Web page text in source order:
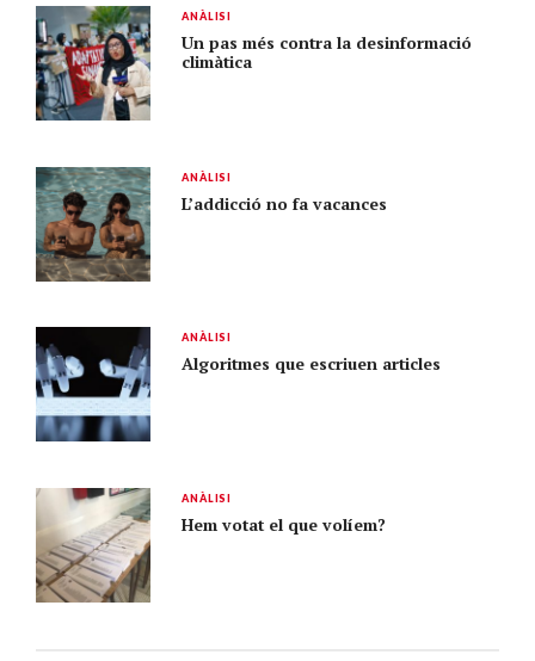
ANÀLISI
Un pas més contra la desinformació
climàtica
ANÀLISI
L’addicció no fa vacances
ANÀLISI
Algoritmes que escriuen articles
ANÀLISI
Hem votat el que volíem?